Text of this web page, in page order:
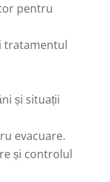
pentru
tratamentul
și situații
evacuare.
și controlul